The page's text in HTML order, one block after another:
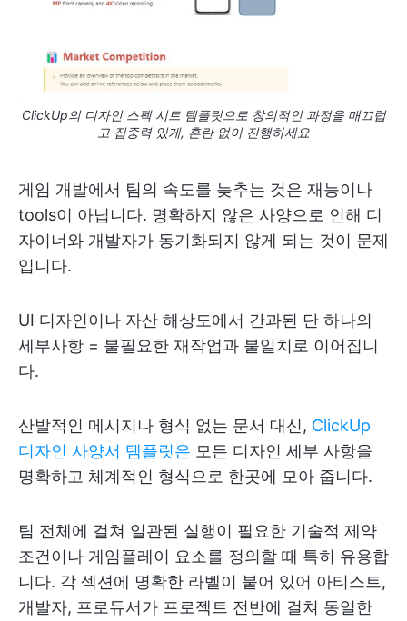
ClickUp의 디자인 스펙 시트 템플릿으로 창의적인 과정을 매끄럽
고 집중력 있게, 혼란 없이 진행하세요
게임 개발에서 팀의 속도를 늦추는 것은 재능이나
tools이 아닙니다. 명확하지 않은 사양으로 인해 디
자이너와 개발자가 동기화되지 않게 되는 것이 문제
입니다.
UI 디자인이나 자산 해상도에서 간과된 단 하나의
세부사항 = 불필요한 재작업과 불일치로 이어집니
다.
산발적인 메시지나 형식 없는 문서 대신, ClickUp
디자인 사양서 템플릿은 모든 디자인 세부 사항을
명확하고 체계적인 형식으로 한곳에 모아 줍니다.
팀 전체에 걸쳐 일관된 실행이 필요한 기술적 제약
조건이나 게임플레이 요소를 정의할 때 특히 유용합
니다. 각 섹션에 명확한 라벨이 붙어 있어 아티스트,
개발자, 프로듀서가 프로젝트 전반에 걸쳐 동일한